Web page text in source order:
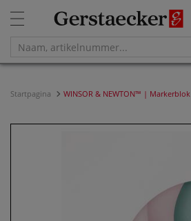
Startpagina WINSOR & NEWTON™ | Markerblok